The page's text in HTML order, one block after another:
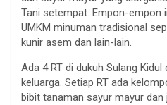
Tani setempat. Empon-empon
UMKM minuman tradisional
kunir asem dan lain-lain.
Ada 4 RT di dukuh Sulang
keluarga. Setiap RT ada
bibit tanaman sayur mayur dan